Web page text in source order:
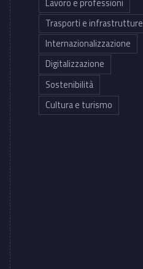
Lavoro e professioni
Trasporti e infrastrutture
Internazionalizzazione
Digitalizzazione
Sostenibilità
Cultura e turismo